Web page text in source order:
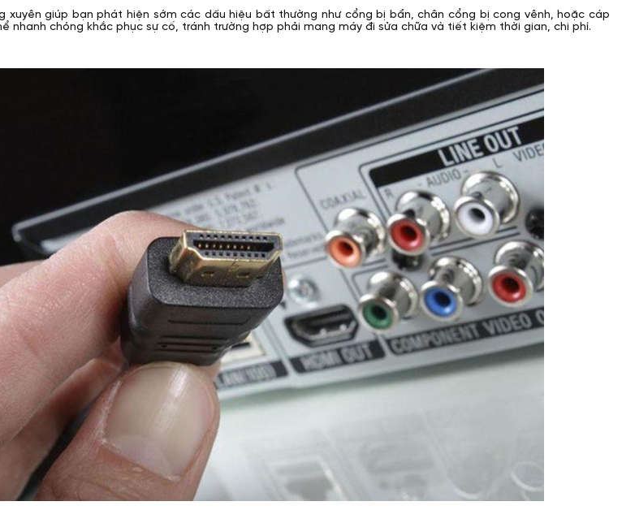
xuyên giúp bạn phát hiện sớm các dấu hiệu bất thường như cổng bị bẩn, chân cổng bị cong vênh, hoặc cáp
nhanh chóng khắc phục sự cố, tránh trường hợp phải mang máy đi sửa chữa và tiết kiệm thời gian, chi phí.